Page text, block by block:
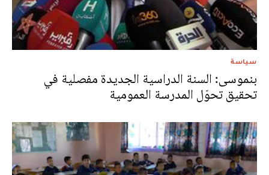
سياسة
بنموسى: السنة الدراسية الجديدة مفصلية في
تحقيق تحوّل المدرسة العمومية